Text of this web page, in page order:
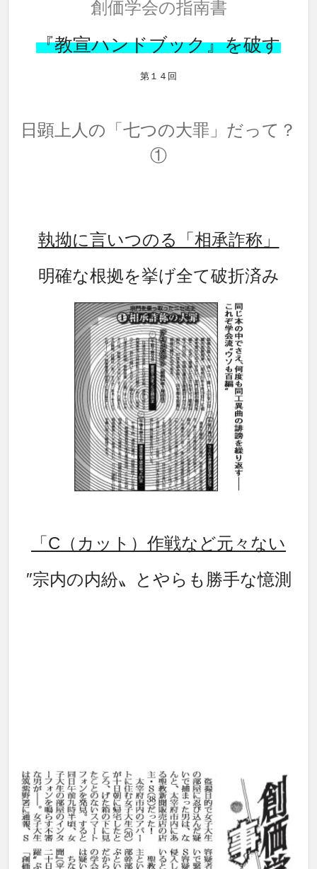
創価学会の指南書
『教宣ハンドブック』を破す
第１４回
日顕上人の「七つの大罪」だって？
①
執拗に言いつのる「相承詐称」
明確な根拠を挙げ全て破折済み
「C（カット）作戦など元々ない
″宗内の内紛〟とやらも勝手な憶測